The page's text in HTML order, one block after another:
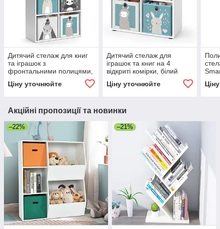
Дитячий стелаж для книг
та іграшок з
фронтальними полицями,
Ціну уточнюйте
Дитячий стелаж для
іграшок та книг на 4
відкриті комірки, білий
Ціну уточнюйте
Акційні пропозиції та новинки
–22% –21%